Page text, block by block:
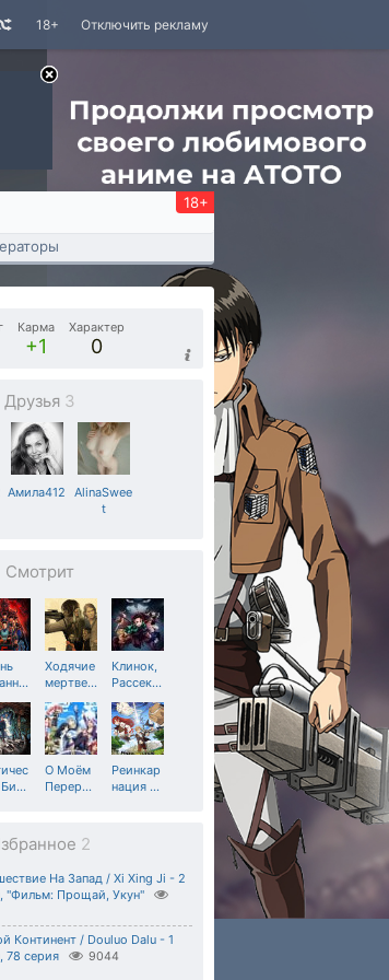
Отключить рекламу
18+
18+
Карма
+1
Характер
0
Друзья 3
Амила412
AlinaSwee
t
Смотрит
…
Ходячие
мертве…
Клинок,
Рассек…
…
О Моём
Перер…
Реинкар
нация …
2
На Запад / Xi Xing Ji - 2
"Фильм: Прощай, Укун"
Континент / Douluo Dalu - 1
78 серия
9044